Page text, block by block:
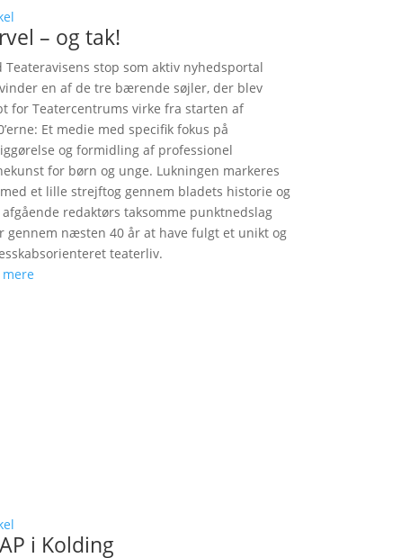
– og tak!
Teateravisens stop som aktiv nyhedsportal
en af de tre bærende søjler, der blev
for Teatercentrums virke fra starten af
Et medie med specifik fokus på
og formidling af professionel
for børn og unge. Lukningen markeres
et lille strejftog gennem bladets historie og
redaktørs taksomme punktnedslag
gennem næsten 40 år at have fulgt et unikt og
teaterliv.
i Kolding